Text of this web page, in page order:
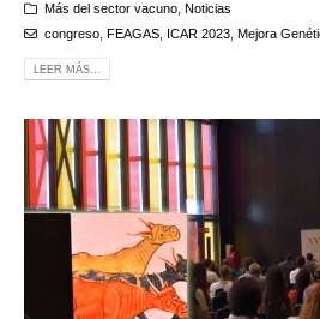
Más del sector vacuno, Noticias
congreso, FEAGAS, ICAR 2023, Mejora
LEER MÁS...